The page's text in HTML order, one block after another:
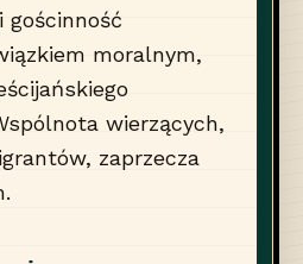
gościnność
moralnym,
wierzących,
zaprzecza